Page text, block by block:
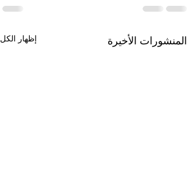
المنشورات الأخيرة إظهار الكل